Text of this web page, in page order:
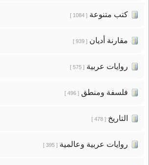
كتب متنوعة[ 1084 ]
مقارنة أديان[ 939 ]
روايات عربية[ 575 ]
فلسفة ومنطق[ 496 ]
التاريخ[ 478 ]
روايات عربية وعالمية[ 395 ]